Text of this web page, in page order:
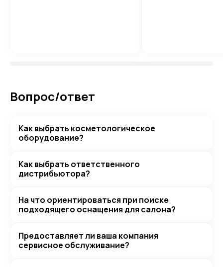
Вопрос/ответ
Как выбрать косметологическое
оборудование?
Как выбрать ответственного
дистрибьютора?
На что ориентироваться при поиске
подходящего оснащения для салона?
Предоставляет ли ваша компания
сервисное обслуживание?